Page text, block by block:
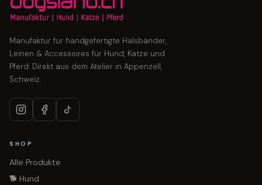
Manufaktur für handgefertigte Halsbänder,
Leinen & Accessoires für Hund, Katze und
Pferd. Direkt aus dem Atelier in Appenzell,
Schweiz.
SHOP
Alle Produkte
🐕 Hund